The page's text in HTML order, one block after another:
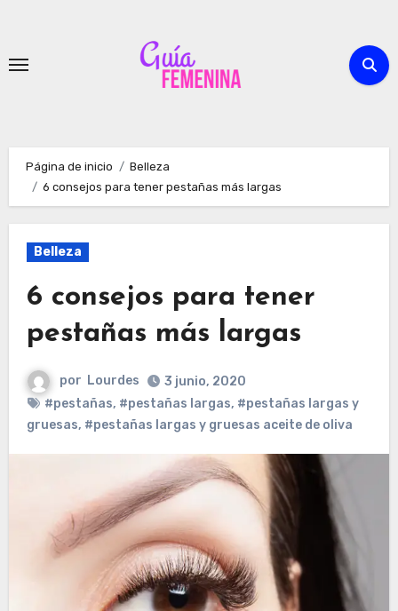
contenido
Página de inicio
Belleza
6 consejos para tener pestañas más largas
Belleza
6 consejos para tener
pestañas más largas
por Lourdes
3 junio, 2020
#pestañas, #pestañas largas, #pestañas largas y
gruesas, #pestañas largas y gruesas aceite de oliva